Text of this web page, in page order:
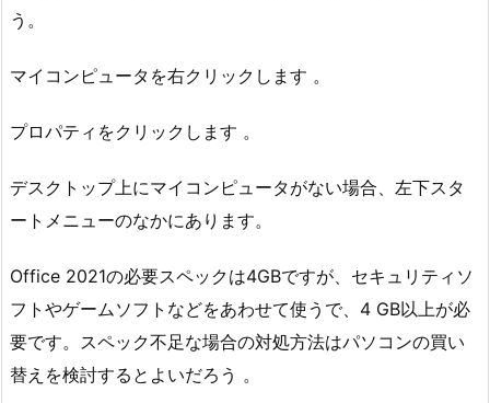
う。
マイコンピュータを右クリックします 。
プロパティをクリックします 。
デスクトップ上にマイコンピュータがない場合、左下スタ
ートメニューのなかにあります。
Office 2021の必要スペックは4GBですが、セキュリティソ
フトやゲームソフトなどをあわせて使うで、4 GB以上が必
要です。スペック不足な場合の対処方法はパソコンの買い
替えを検討するとよいだろう 。